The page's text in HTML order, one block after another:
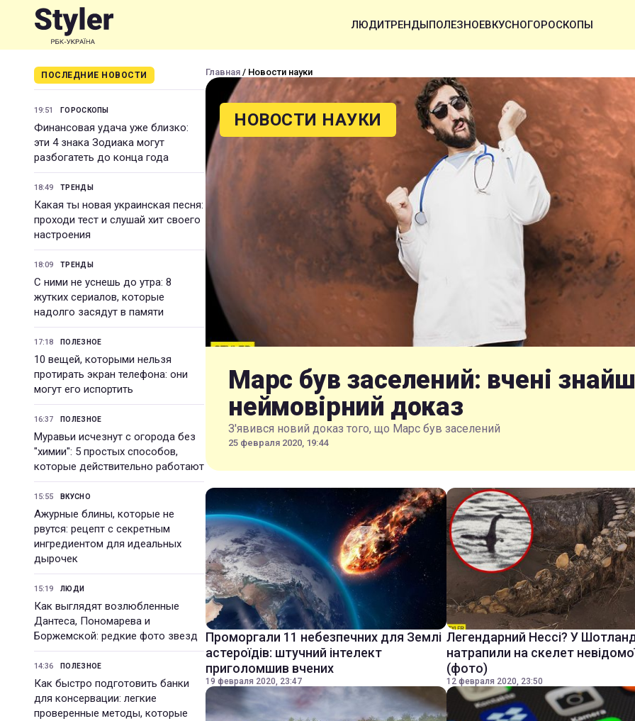
ЛЮДИТРЕНДЫПОЛЕЗНОЕВКУСНОГОРОСКОПЫ
ПОСЛЕДНИЕ НОВОСТИ
19:51 ГОРОСКОПЫ
Финансовая удача уже близко:
эти 4 знака Зодиака могут
разбогатеть до конца года
18:49 ТРЕНДЫ
Какая ты новая украинская песня:
проходи тест и слушай хит своего
настроения
18:09 ТРЕНДЫ
С ними не уснешь до утра: 8
жутких сериалов, которые
надолго засядут в памяти
17:18 ПОЛЕЗНОЕ
10 вещей, которыми нельзя
протирать экран телефона: они
могут его испортить
16:37 ПОЛЕЗНОЕ
Муравьи исчезнут с огорода без
"химии": 5 простых способов,
которые действительно работают
15:55 ВКУСНО
Ажурные блины, которые не
рвутся: рецепт с секретным
ингредиентом для идеальных
дырочек
15:19 ЛЮДИ
Как выглядят возлюбленные
Дантеса, Пономарева и
Боржемской: редкие фото звезд
14:36 ПОЛЕЗНОЕ
Как быстро подготовить банки
для консервации: легкие
проверенные методы, которые
Главная / Новости науки
НОВОСТИ НАУКИ
Марс був заселений: вчені
неймовірний доказ
З'явився новий доказ того, що Марс був заселений
25 февраля 2020, 19:44
Проморгали 11 небезпечних для Землі
астероїдів: штучний інтелект
приголомшив вчених
19 февраля 2020, 23:47
Легендарний Нессі? У
натрапили на скелет
(фото)
12 февраля 2020, 23:50